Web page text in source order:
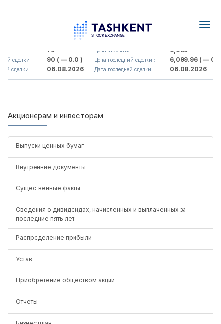
: 79
сделки : 90( — 0.0 )
сделки : 06.08.2026
UZMK (<O'zmetkombinat> AJ)
Цена закрытия : 6,099
Цена последний сделки : 6,099.96( — 0.0
Дата последней сделки : 06.08.2026
Акционерам и инвесторам
Выпуски ценных бумаг
Внутренние документы
Существенные факты
Сведения о дивидендах, начисленных и выплаченных за
последние пять лет
Распределение прибыли
Устав
Приобретение обществом акций
Отчеты